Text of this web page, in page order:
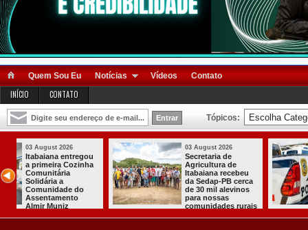
Quem Sou Eu Notícias Vídeos Contato
INÍCIO CONTATO
Tópicos:
03 August 2026
Mulher em aparente
surto esfaqueia a
própria mãe em
João Pessoa
03 August 2026
PT oficializa
candidatura
para
quarto
presidente